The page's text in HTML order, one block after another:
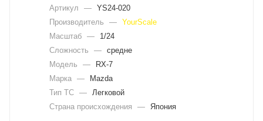
Артикул — YS24-020
Производитель
— YourScale
Масштаб —
1/24
Сложность
— средне
Модель
—
RX-7
Марка —
Mazda
Тип ТС —
Легковой
Страна происхождения
— Япония